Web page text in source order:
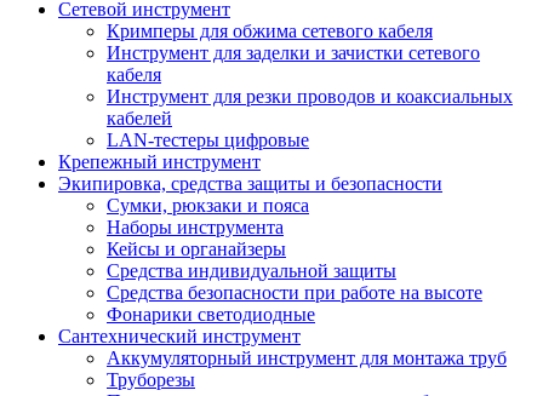
Сетевой инструмент
Кримперы для обжима сетевого кабеля
Инструмент для заделки и зачистки сетевого
кабеля
Инструмент для резки проводов и коаксиальных
кабелей
LAN-тестеры цифровые
Крепежный инструмент
Экипировка, средства защиты и безопасности
Сумки, рюкзаки и пояса
Наборы инструмента
Кейсы и органайзеры
Средства индивидуальной защиты
Средства безопасности при работе на высоте
Фонарики светодиодные
Сантехнический инструмент
Аккумуляторный инструмент для монтажа труб
Труборезы